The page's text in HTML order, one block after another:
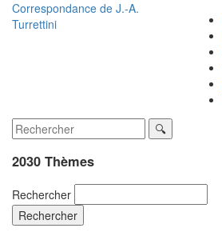
Correspondance de J.-A.
Turrettini
2030 Thèmes
Rechercher
Rechercher